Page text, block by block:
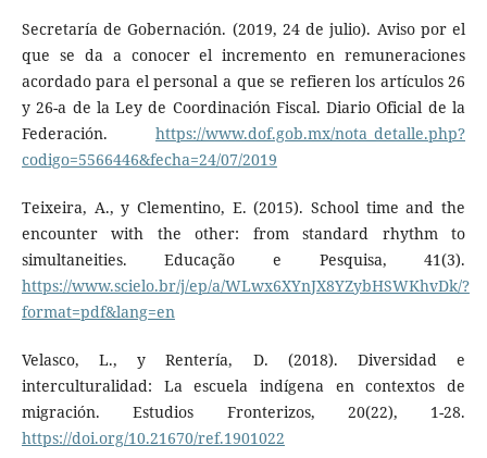
Secretaría de Gobernación. (2019, 24 de julio). Aviso por el
que se da a conocer el incremento en remuneraciones
acordado para el personal a que se refieren los artículos 26
y 26-a de la Ley de Coordinación Fiscal. Diario Oficial de la
Federación.https://www.dof.gob.mx/nota_detalle.php?
codigo=5566446&fecha=24/07/2019
Teixeira, A., y Clementino, E. (2015). School time and the
encounter with the other: from standard rhythm to
simultaneities. Educação e Pesquisa, 41(3).
https://www.scielo.br/j/ep/a/WLwx6XYnJX8YZybHSWKhvDk/?
format=pdf&lang=en
Velasco, L., y Rentería, D. (2018). Diversidad e
interculturalidad: La escuela indígena en contextos de
migración. Estudios Fronterizos, 20(22), 1-28.
https://doi.org/10.21670/ref.1901022